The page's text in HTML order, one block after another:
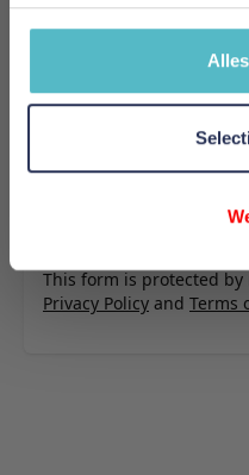
Uw naam
Review
This form is protected by
Privacy Policy and Terms